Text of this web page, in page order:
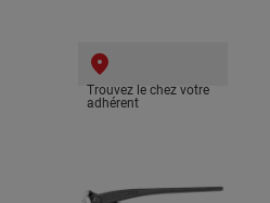
Trouvez le chez votre
adhérent